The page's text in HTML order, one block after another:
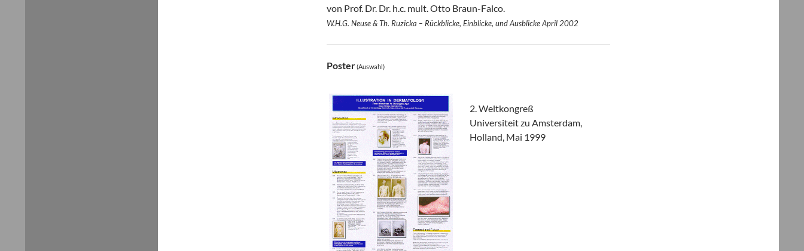
von Prof. Dr. Dr. h.c. mult. Otto Braun-Falco.
W.H.G. Neuse & Th. Ruzicka – Rückblicke, Einblicke, und Ausblicke April 2002
Poster(Auswahl)
2. Weltkongreß
Universiteit zu Amsterdam,
Holland, Mai 1999